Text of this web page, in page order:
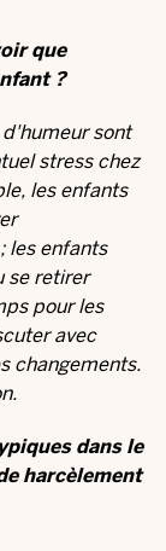
que
?
sont
stress chez
les enfants
les enfants
se retirer
pour les
avec
changements.
dans le
harcèlement